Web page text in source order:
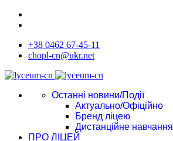
+38 0462 67-45-11
chopl-cn@ukr.net
Останні новини/Події
Актуально/Офіційно
Бренд ліцею
Дистанційне навчання
ПРО ЛІЦЕЙ